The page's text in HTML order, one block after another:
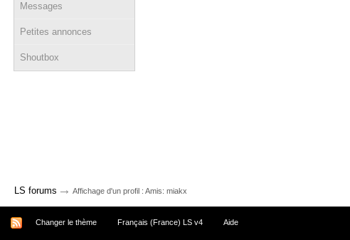
Messages
Petites annonces
Shoutbox
LS forums → Affichage d'un profil : Amis: miakx
Changer le thème Français (France) LS v4 Aide